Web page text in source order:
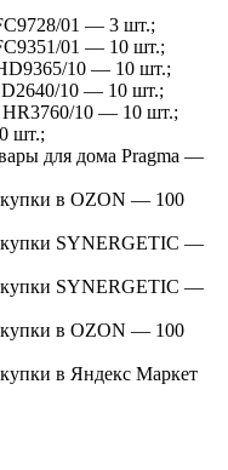
01 — 3 шт.;
01 — 10 шт.;
10 — 10 шт.;
10 — 10 шт.;
10 — 10 шт.;
шт.;
для дома Pragma —
в OZON — 100
SYNERGETIC —
SYNERGETIC —
в OZON — 100
в Яндекс Маркет